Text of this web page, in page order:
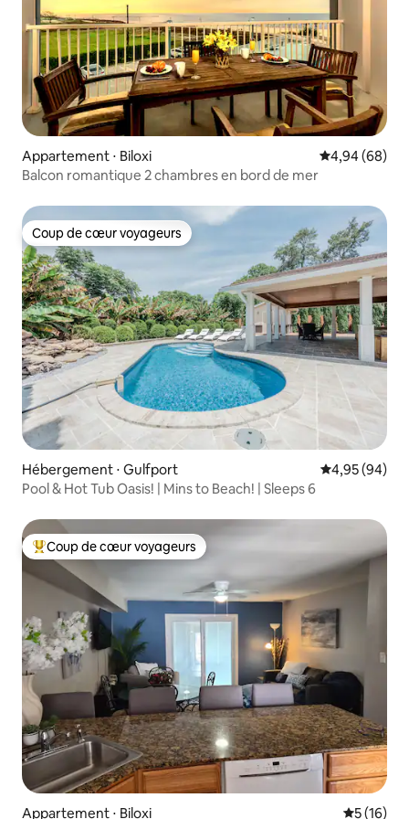
Appartement ⋅ Biloxi Évaluation
4,94 (68)
Balcon romantique 2 chambres en bord de mer
Coup de cœur voyageurs
Coup de cœur voyageurs
Hébergement ⋅ Gulfport Évaluation
4,95 (94)
Pool & Hot Tub Oasis! | Mins to Beach! | Sleeps 6
Coups de cœur voyageurs les plus appréciés
Coup de cœur voyageurs
Appartement ⋅ Biloxi 5 (16)